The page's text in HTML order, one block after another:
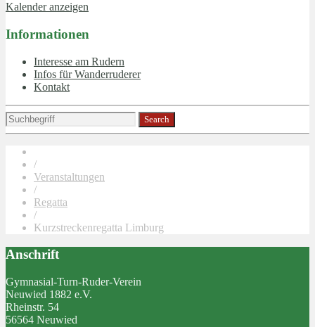
Kalender anzeigen
Informationen
Interesse am Rudern
Infos für Wanderruderer
Kontakt
/
Veranstaltungen
/
Regatta
/
Kurzstreckenregatta Limburg
Anschrift
Gymnasial-Turn-Ruder-Verein
Neuwied 1882 e.V.
Rheinstr. 54
56564 Neuwied